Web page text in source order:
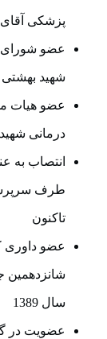
پزشکی
عضو شورای
شهید بهشتی از
عضو هیات
درمانی شهید
انتصاب به
تاکنون
عضو داوری
شانزدهمین
سال 1389
عضویت در